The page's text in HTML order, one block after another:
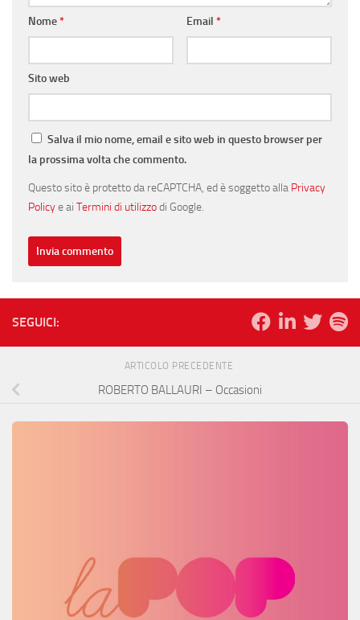
Nome* Email *
Sito web
Salva il mio nome, email e sito web in questo browser per
la prossima volta che commento.
Questo sito è protetto da reCAPTCHA, ed è soggetto alla Privacy
Policye ai Termini di utilizzodi Google.
SEGUICI:
ARTICOLO PRECEDENTE
ROBERTO BALLAURI – Occasioni